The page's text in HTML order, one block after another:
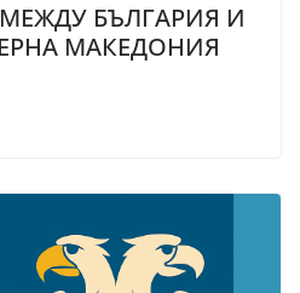
БЪЛГАРИЯ И
МАКЕДОНИЯ